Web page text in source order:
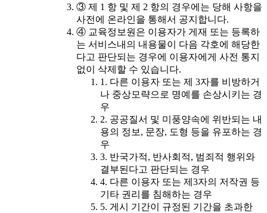
③ 제 1 항 및 제 2 항의 경우에는 당해 사항을
사전에 온라인을 통해서 공지합니다.
④ 교육정보원은 이용자가 게재 또는 등록하
는 서비스내의 내용물이 다음 각호에 해당한
다고 판단되는 경우에 이용자에게 사전 통지
없이 삭제할 수 있습니다.
1. 다른 이용자 또는 제 3자를 비방하거
나 중상모략으로 명예를 손상시키는 경
우
2. 공공질서 및 미풍양속에 위반되는 내
용의 정보, 문장, 도형 등을 유포하는 경
우
3. 반국가적, 반사회적, 범죄적 행위와
결부된다고 판단되는 경우
4. 다른 이용자 또는 제3자의 저작권 등
기타 권리를 침해하는 경우
5. 게시 기간이 규정된 기간을 초과한